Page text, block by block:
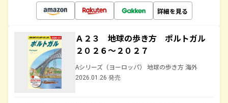
詳細を見る
Ａ２３ 地球の歩き方 ポルトガル
２０２６～２０２７
Aシリーズ（ヨーロッパ） 地球の歩き方 海外
2026.01.26 発売